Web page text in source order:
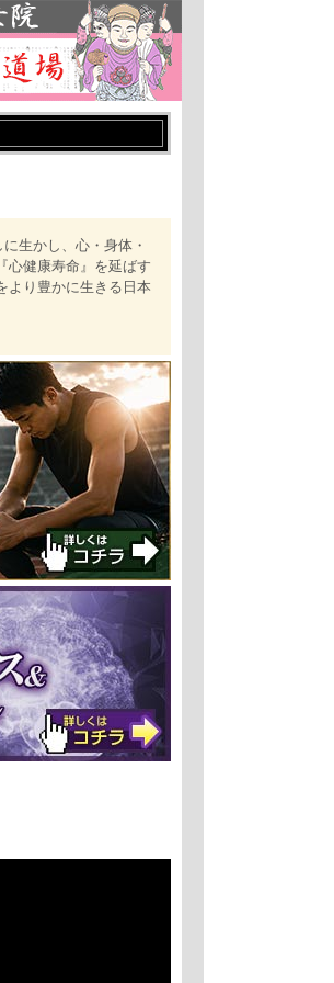
生かし、心・身体・
心健康寿命』を延ばす
より豊かに生きる日本